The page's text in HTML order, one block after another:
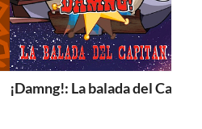
¡Damng!: La balada del